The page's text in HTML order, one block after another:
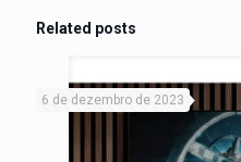
Related posts
6 de dezembro de 2023